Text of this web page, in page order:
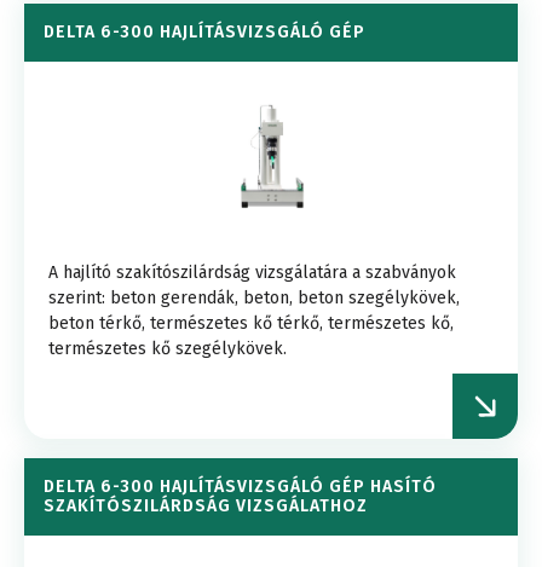
DELTA 6-300 HAJLÍTÁSVIZSGÁLÓ GÉP
A hajlító szakítószilárdság vizsgálatára a szabványok
szerint: beton gerendák, beton, beton szegélykövek,
beton térkő, természetes kő térkő, természetes kő,
természetes kő szegélykövek.
DELTA 6-300 HAJLÍTÁSVIZSGÁLÓ GÉP HASÍTÓ
SZAKÍTÓSZILÁRDSÁG VIZSGÁLATHOZ